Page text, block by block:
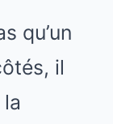
qu’un
il